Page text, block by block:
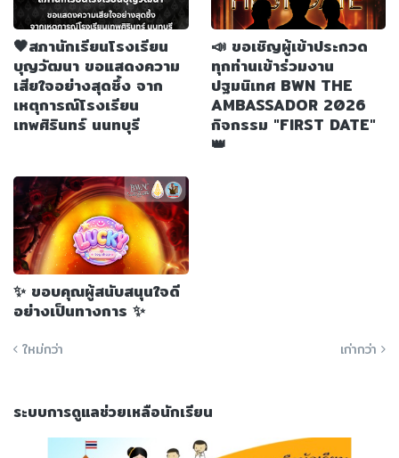
🖤สภานักเรียนโรงเรียน
บุญวัฒนา ขอแสดงความ
เสียใจอย่างสุดซึ้ง จาก
เหตุการณ์โรงเรียน
เทพศิรินทร์ นนทบุรี
📣 ขอเชิญผู้เข้าประกวด
ทุกท่านเข้าร่วมงาน
ปฐมนิเทศ BWN THE
AMBASSADOR 2026
กิจกรรม "FIRST DATE"
👑
✨ ขอบคุณผู้สนับสนุนใจดี
อย่างเป็นทางการ ✨
ใหม่กว่า เก่ากว่า
ระบบการดูแลช่วยเหลือนักเรียน